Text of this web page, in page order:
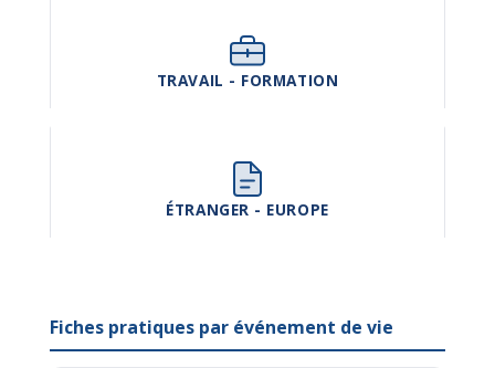
TRAVAIL - FORMATION
ÉTRANGER - EUROPE
Fiches pratiques par événement de vie